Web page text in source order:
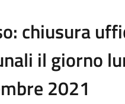
chiusura
il giorno
2021